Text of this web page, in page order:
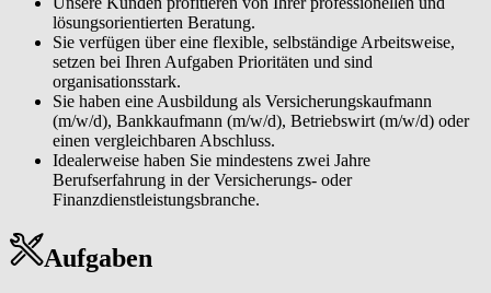
lösungsorientierten Beratung.
Sie verfügen über eine flexible, selbständige Arbeitsweise,
setzen bei Ihren Aufgaben Prioritäten und sind
organisationsstark.
Sie haben eine Ausbildung als Versicherungskaufmann
(m/w/d), Bankkaufmann (m/w/d), Betriebswirt (m/w/d) oder
einen vergleichbaren Abschluss.
Idealerweise haben Sie mindestens zwei Jahre
Berufserfahrung in der Versicherungs- oder
Finanzdienstleistungsbranche.
Aufgaben